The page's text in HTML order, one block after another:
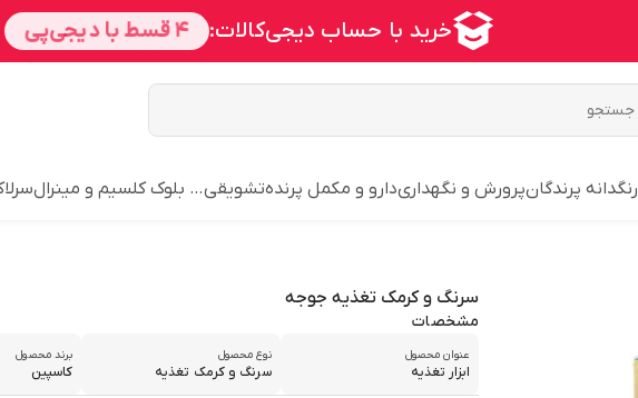
رنگدانه پرندگانپرورش و نگهداریدارو و مکمل پرندهتشویقی… بلوک کلسیم و مینرال
سرنگ و کرمک تغذیه جوجه
مشخصات
عنوان محصول
ابزار تغذیه
نوع محصول
سرنگ و کرمک تغذیه
برند محصول
کاسپین